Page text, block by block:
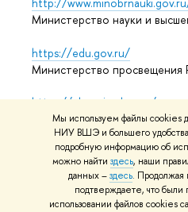
Мы используем файлы cookies
НИУ ВШЭ и большего удобства
подробную информацию об
можно найти здесь, наши
данных –здесь. Продолжая
подтверждаете, что
использовании файлов
Министерство науки и
https://edu.gov.ru/
Министерство просвещения
https://elearning.hse.ru/mooc
Массовые открытые онлайн-
© НИУ ВШЭ 1993–2026 Адреса и
использования материалов
Карта сайта